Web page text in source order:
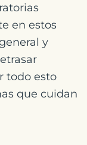
en estos
y
todo esto
que cuidan